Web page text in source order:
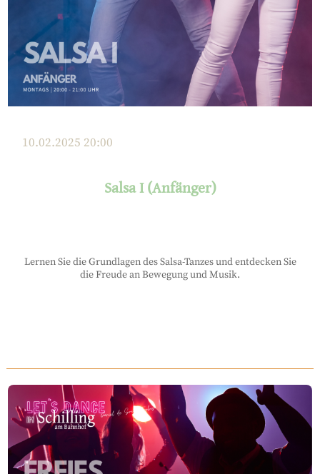
10.02.2025 20:00
Salsa I (Anfänger)
Lernen Sie die Grundlagen des Salsa-Tanzes und entdecken Sie
die Freude an Bewegung und Musik.